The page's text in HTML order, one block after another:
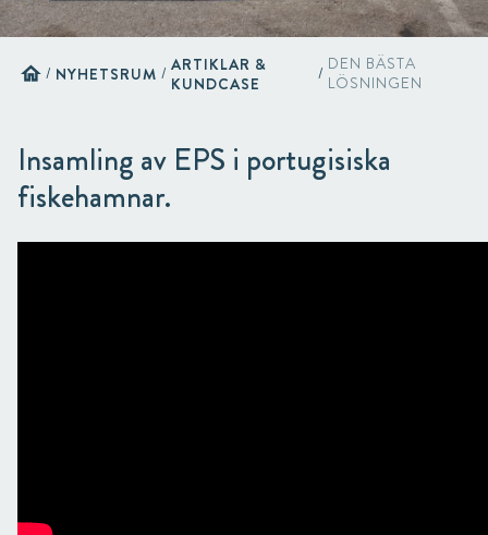
home / NYHETSRUM / ARTIKLAR &
KUNDCASE
/ DEN BÄSTA
LÖSNINGEN
Insamling av EPS i portugisiska
fiskehamnar.